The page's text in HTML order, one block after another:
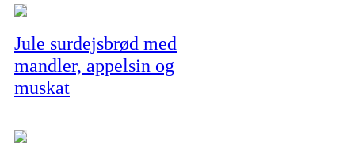
Jule surdejsbrød med
mandler, appelsin og
muskat